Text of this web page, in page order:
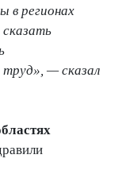
в регионах
— сказал